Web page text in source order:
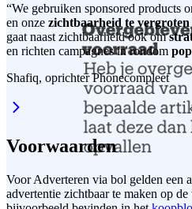
“We gebruiken sponsored products
en onze zichtbaarheid te vergroten
gaat naast zichtbaarheid ook om
en richten campagnes in rondom
Shafiq, oprichter Phonecompleet
Voorwaarden
Voor Adverteren via bol gelden een
advertentie zichtbaar te maken op